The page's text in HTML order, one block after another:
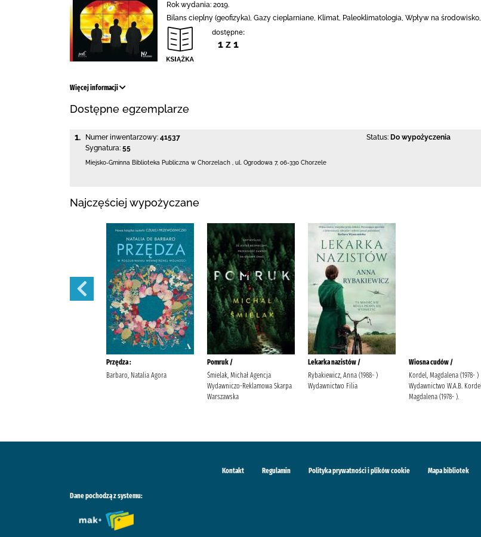
Rok wydania: 2019.
Bilans cieplny (geofizyka), Gazy cieplarniane, Klimat, Paleoklimatologia, Wpływ na
dostępne:
1 z 1
Więcej informacji
Dostępne egzemplarze
1. Numer inwentarzowy: 41537
Sygnatura: 55
Status: Do wypożyczenia
Miejsko-Gminna Biblioteka Publiczna w Chorzelach ul. Ogrodowa 7, 06-330 Chorzele
Najczęściej wypożyczane
Przędza :
Barbaro, Natalia Agora
Pomruk /
Śmielak, Michał Agencja
Wydawniczo-Reklamowa Skarpa
Warszawska
Lekarka nazistów /
Rybakiewicz, Anna (1988- )
Wydawnictwo Filia
Wiosna cudów /
Kordel, Magdalena (1978- )
Wydawnictwo W.A.B. Kordel,
Magdalena (1978- ).
Kontakt Regulamin Polityka prywatności i plików cookie Mapa bibliotek
Dane pochodzą z systemu: